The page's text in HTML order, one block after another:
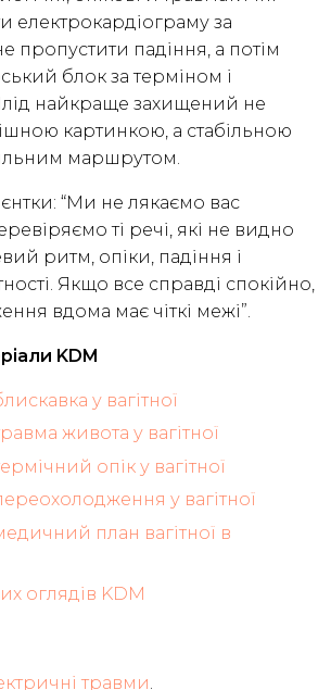
електрокардіограму за
пропустити падіння, а потім
блок за терміном і
найкраще захищений не
картинкою, а стабільною
маршрутом.
“Ми не лякаємо вас
ті речі, які не видно
ритм, опіки, падіння і
Якщо все справді спокійно,
вдома має чіткі межі”.
KDM
у вагітної
живота у вагітної
опік у вагітної
у вагітної
план вагітної в
оглядів KDM
травми